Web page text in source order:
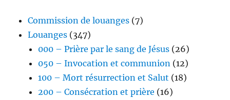
Commission de louanges (7)
Louanges (347)
000 – Prière par le sang de Jésus (26)
050 – Invocation et communion (12)
100 – Mort résurrection et Salut (18)
200 – Consécration et prière (16)